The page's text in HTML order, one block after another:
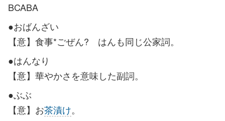
BCABA
●おばんざい
【意】食事*ごぜん? はんも同じ公家詞。
●はんなり
【意】華やかさを意味した副詞。
●ぶぶ
【意】お茶漬け。